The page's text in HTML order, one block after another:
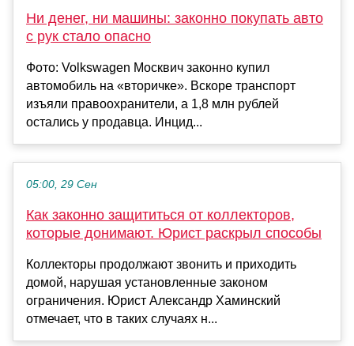
Ни денег, ни машины: законно покупать авто
с рук стало опасно
Фото: Volkswagen Москвич законно купил
автомобиль на «вторичке». Вскоре транспорт
изъяли правоохранители, а 1,8 млн рублей
остались у продавца. Инцид...
05:00, 29 Сен
Как законно защититься от коллекторов,
которые донимают. Юрист раскрыл способы
Коллекторы продолжают звонить и приходить
домой, нарушая установленные законом
ограничения. Юрист Александр Хаминский
отмечает, что в таких случаях н...